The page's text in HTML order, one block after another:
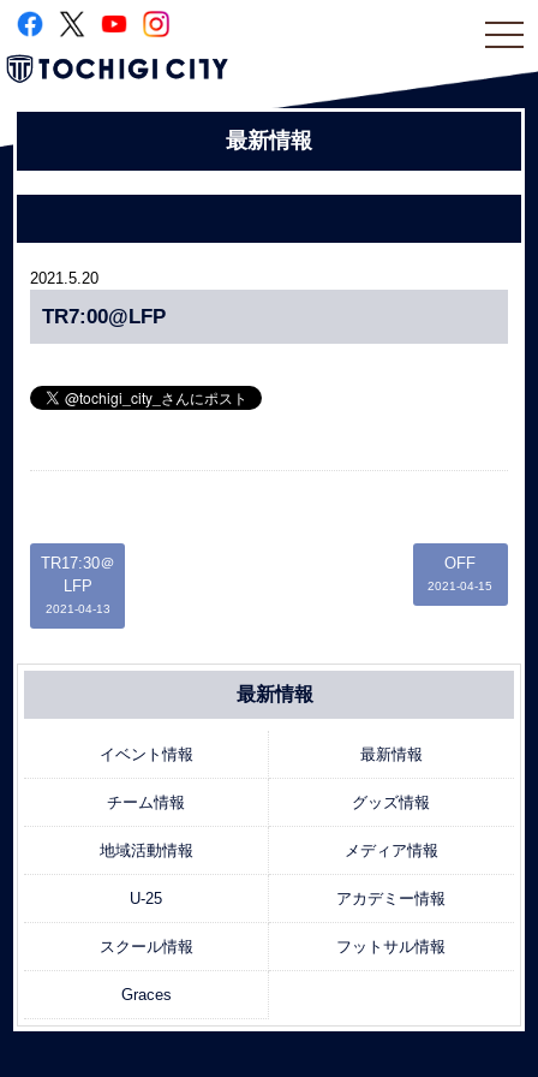
最新情報
2021.5.20
TR7:00@LFP
TR17:30＠
LFP
2021-04-13
OFF
2021-04-15
最新情報
イベント情報 最新情報
チーム情報 グッズ情報
地域活動情報 メディア情報
U-25 アカデミー情報
スクール情報 フットサル情報
Graces